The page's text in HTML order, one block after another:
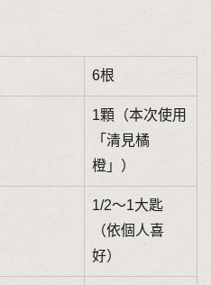
6根
1顆（本次使用
「清見橘
橙」）
1/2～1大匙
（依個人喜
好）